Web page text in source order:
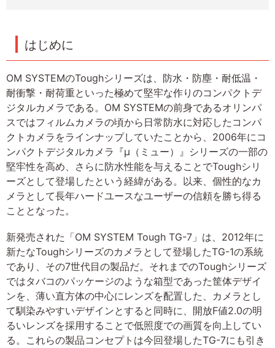
はじめに
OM SYSTEMのToughシリーズは、防水・防塵・耐低温・
耐衝撃・耐荷重といった極めて堅牢な作りのコンパクトデ
ジタルカメラである。OM SYSTEMの前身であるオリンパ
スではフィルムカメラの頃から日常防水に対応したコンパ
クトカメラをラインナップしていたことから、2006年にコ
ンパクトデジタルカメラ『μ（ミュー）』シリーズの一部の
堅牢性を高め、さらに防水性能を与えることでToughシリ
ーズとして登場したという経緯がある。以来、個性的なカ
メラとして長年ハードユースなユーザーの信頼を勝ち得る
こととなった。
新発売された「OM SYSTEM Tough TG-7」は、2012年に
新たなToughシリーズのカメラとして登場したTG-1の系統
であり、その7世代目の製品だ。それまでのToughシリーズ
ではタバコのパッケージのような箱型であった筐体デザイ
ンを、薄い直方体の中心にレンズを配置した、カメラとし
て馴染みやすいデザインとすると同時に、開放F値2.0の明
るいレンズを採用することで低照度での画質を向上してい
る。これらの製品コンセプトは今回登場したTG-7にも引き